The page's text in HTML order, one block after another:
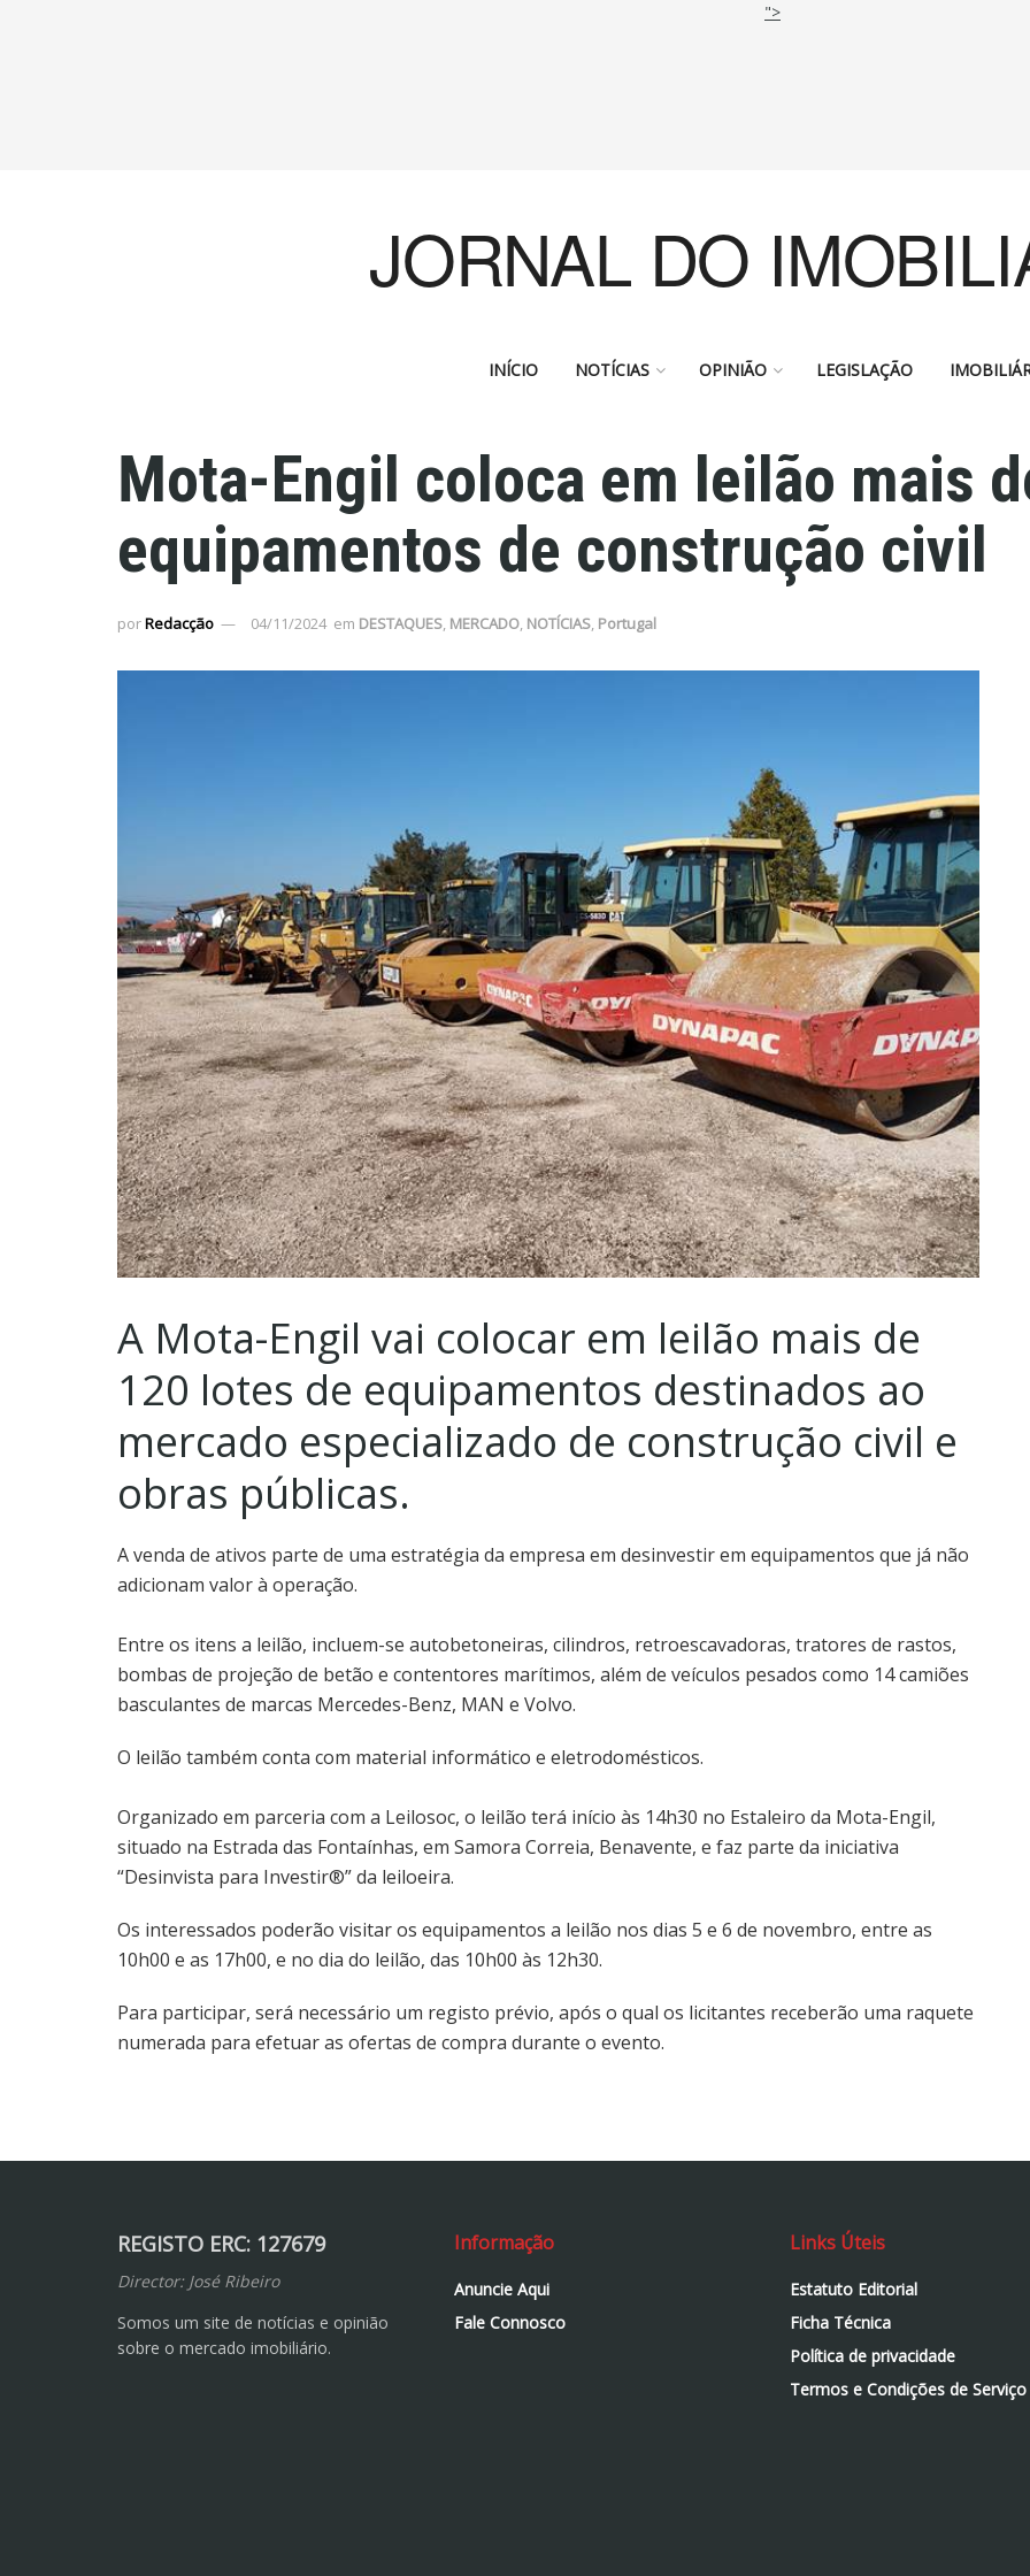
">
JORNAL DO
INÍCIO NOTÍCIAS OPINIÃO LEGISLAÇÃO
Mota-Engil coloca em leilão mais
equipamentos de construção civil
porRedacção 04/11/2024 em DESTAQUES, MERCADO, NOTÍCIAS, Portugal
A Mota-Engil vai colocar em leilão mais de
120 lotes de equipamentos destinados ao
mercado especializado de construção civil e
obras públicas.
A venda de ativos parte de uma estratégia da empresa em desinvestir em equipamentos que já não
adicionam valor à operação.
Entre os itens a leilão, incluem-se autobetoneiras, cilindros, retroescavadoras, tratores de rastos,
bombas de projeção de betão e contentores marítimos, além de veículos pesados como 14 camiões
basculantes de marcas Mercedes-Benz, MAN e Volvo.
O leilão também conta com material informático e eletrodomésticos.
Organizado em parceria com a Leilosoc, o leilão terá início às 14h30 no Estaleiro da Mota-Engil,
situado na Estrada das Fontaínhas, em Samora Correia, Benavente, e faz parte da iniciativa
“Desinvista para Investir®” da leiloeira.
Os interessados poderão visitar os equipamentos a leilão nos dias 5 e 6 de novembro, entre as
10h00 e as 17h00, e no dia do leilão, das 10h00 às 12h30.
Para participar, será necessário um registo prévio, após o qual os licitantes receberão uma raquete
numerada para efetuar as ofertas de compra durante o evento.
REGISTO ERC: 127679
Director: José Ribeiro
Somos um site de notícias e opinião
sobre o mercado imobiliário.
Informação
Anuncie Aqui
Fale Connosco
Links Úteis
Estatuto Editorial
Ficha Técnica
Política de privacidade
Termos e Condições de Serviço